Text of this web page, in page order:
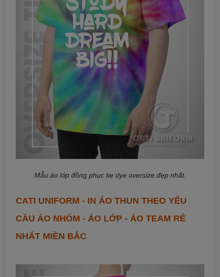
Mẫu áo lớp đồng phục tie dye oversize đẹp nhất.
CATI UNIFORM - IN ÁO THUN THEO YÊU
CẦU ÁO NHÓM - ÁO LỚP - ÁO TEAM RẺ
NHẤT MIỀN BẮC